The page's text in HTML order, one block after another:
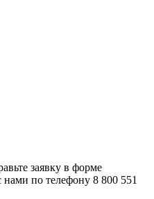
заявку в форме
нами по телефону 8 800 551